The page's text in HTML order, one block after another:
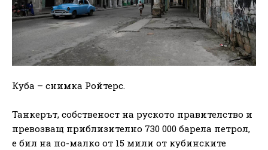
Куба – снимка Ройтерс.
Танкерът, собственост на руското правителство и
превозващ приблизително 730 000 барела петрол,
е бил на по-малко от 15 мили от кубинските